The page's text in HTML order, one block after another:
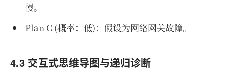
慢。
Plan C (概率：低)：假设为网络网关故障。
4.3 交互式思维导图与递归诊断